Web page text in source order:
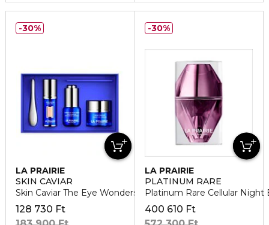
LA PRAIRIE
SKIN CAVIAR
Skin Caviar The Eye Wonders Kit Arcápoló szett
128 730 Ft
30%
LA PRAIRIE
PLATINUM RARE
Platinum Rare Cellular Night
400 610 Ft
30%